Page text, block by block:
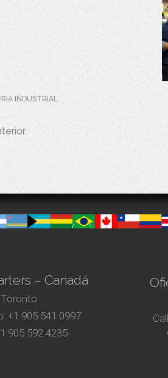
INDUSTRIAL
– Canadá
Toronto
+1 905 541 0997
905 592 4235